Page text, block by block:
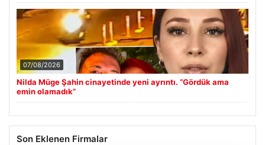
07/08/2026
Nilda Müge Şahin cinayetinde yeni ayrıntı. “Gördük ama
emin olamadık”
Son Eklenen Firmalar